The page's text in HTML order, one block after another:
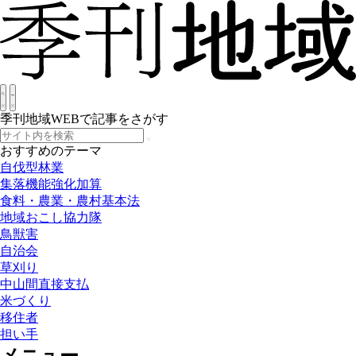
季刊地域WEBで記事をさがす
おすすめのテーマ
自伐型林業
集落機能強化加算
食料・農業・農村基本法
地域おこし協力隊
鳥獣害
自治会
草刈り
中山間直接支払
米づくり
移住者
担い手